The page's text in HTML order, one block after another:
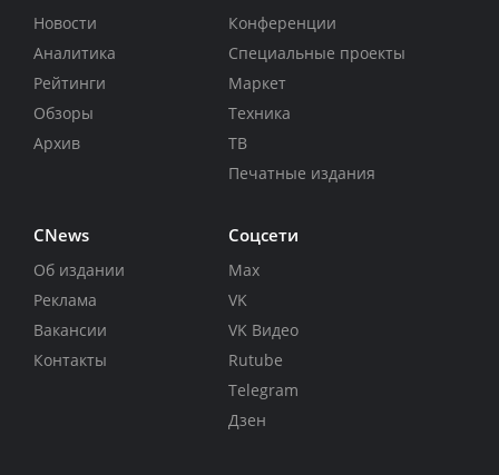
Новости
Аналитика
Рейтинги
Обзоры
Архив
Конференции
Специальные проекты
Маркет
Техника
ТВ
Печатные издания
CNews
Об издании
Реклама
Вакансии
Контакты
Соцсети
Max
VK
VK Видео
Rutube
Telegram
Дзен